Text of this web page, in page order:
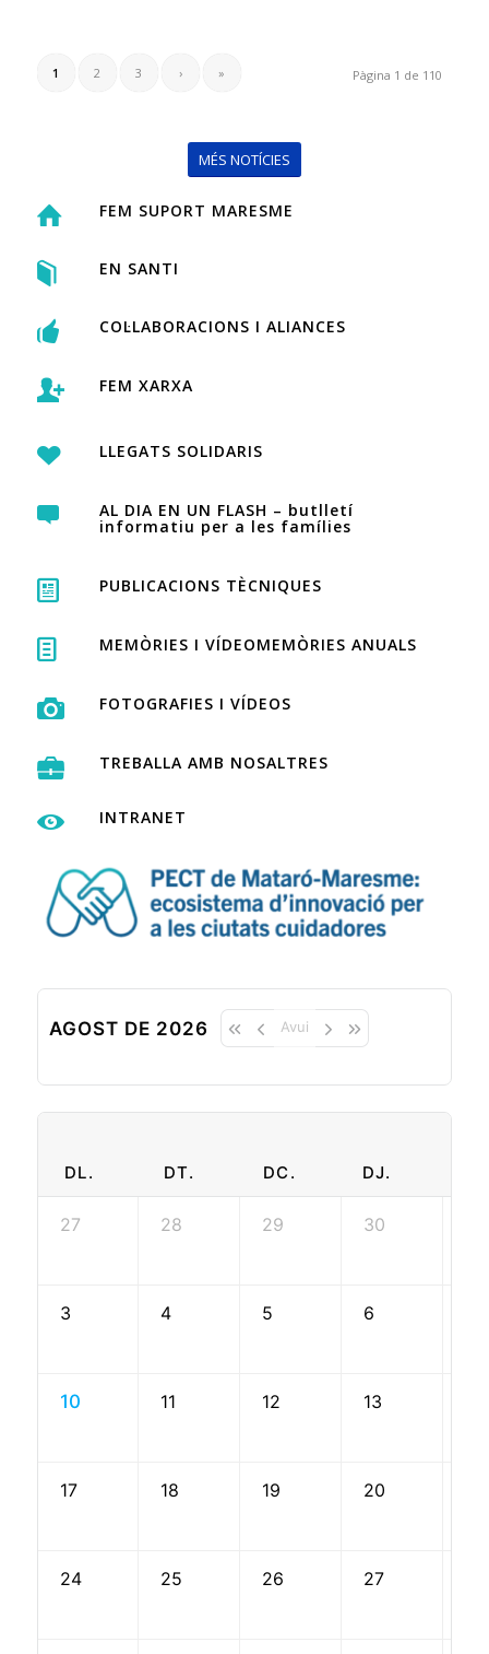
Pàgina 1 de 110
1 2 3 › »
MÉS NOTÍCIES
FEM SUPORT MARESME
EN SANTI
COL·LABORACIONS I ALIANCES
FEM XARXA
LLEGATS SOLIDARIS
AL DIA EN UN FLASH – butlletí
informatiu per a les famílies
PUBLICACIONS TÈCNIQUES
MEMÒRIES I VÍDEOMEMÒRIES ANUALS
FOTOGRAFIES I VÍDEOS
TREBALLA AMB NOSALTRES
INTRANET
AGOST DE 2026 Avui
DL. DT. DC. DJ.
27 28 29 30
3 4 5 6
10 11 12 13
17 18 19 20
24 25 26 27